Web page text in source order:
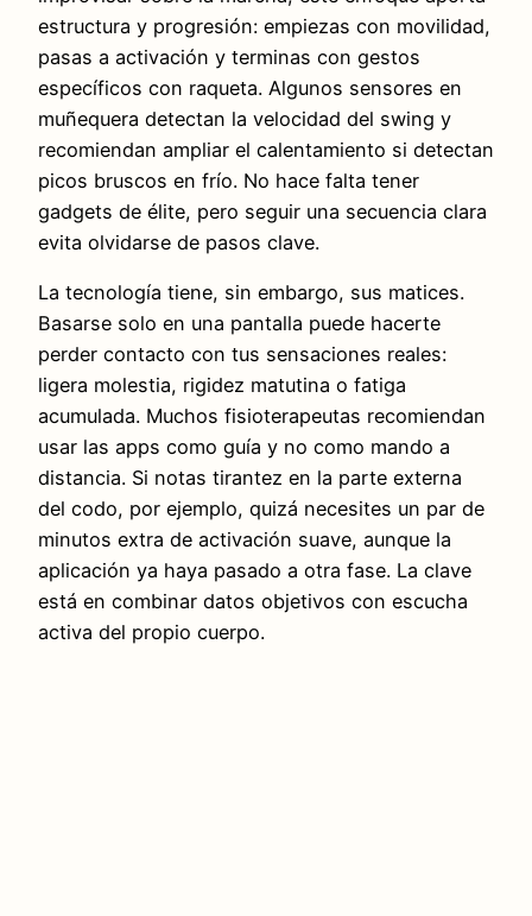
estructura y progresión: empiezas con movilidad,
pasas a activación y terminas con gestos
específicos con raqueta. Algunos sensores en
muñequera detectan la velocidad del swing y
recomiendan ampliar el calentamiento si detectan
picos bruscos en frío. No hace falta tener
gadgets de élite, pero seguir una secuencia clara
evita olvidarse de pasos clave.
La tecnología tiene, sin embargo, sus matices.
Basarse solo en una pantalla puede hacerte
perder contacto con tus sensaciones reales:
ligera molestia, rigidez matutina o fatiga
acumulada. Muchos fisioterapeutas recomiendan
usar las apps como guía y no como mando a
distancia. Si notas tirantez en la parte externa
del codo, por ejemplo, quizá necesites un par de
minutos extra de activación suave, aunque la
aplicación ya haya pasado a otra fase. La clave
está en combinar datos objetivos con escucha
activa del propio cuerpo.